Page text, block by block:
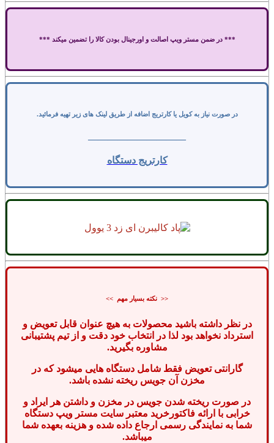
*** در ضمن مستر ویپ اصالت و اورجینال بودن کالا را تضمین میکند ***
در صورت نیاز به کویل یا کارتریج اضافه از طریق لینک های زیر تهیه فرمائید.
——————————
کارتریج دستگاه
<< نکته بسیار مهم >>
در نظر داشته باشید محصولات به هیچ عنوان قابل تعویض و
استرداد نخواهد بود لذا در انتخاب خود دقت و از تیم پشتیبانی
مشاوره بگیرید.
گارانتی تعویض فقط شامل دستگاه هایی میشود که در
مخزن آن جویس ریخته نشده باشد.
در صورت ریخته شدن جویس در مخزن و داشتن هر ایراد و
خرابی با ارائه فاکتورخرید معتبر سایت مستر ویپ دستگاه
شما به نمایندگی رسمی ارجاع داده شده و هزینه بعهده شما
میباشد.